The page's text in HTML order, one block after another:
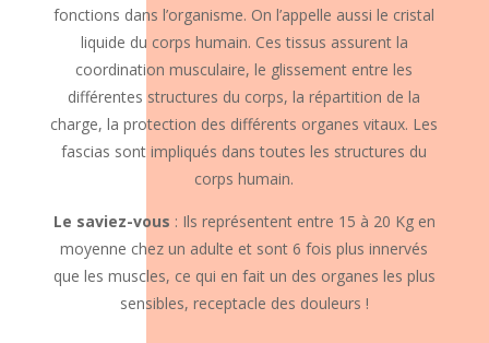
fonctions dans l’organisme. On l’appelle aussi le cristal
liquide du corps humain. Ces tissus assurent la
coordination musculaire, le glissement entre les
différentes structures du corps, la répartition de la
charge, la protection des différents organes vitaux. Les
fascias sont impliqués dans toutes les structures du
corps humain.
Le saviez-vous : Ils représentent entre 15 à 20 Kg en
moyenne chez un adulte et sont 6 fois plus innervés
que les muscles, ce qui en fait un des organes les plus
sensibles, receptacle des douleurs !